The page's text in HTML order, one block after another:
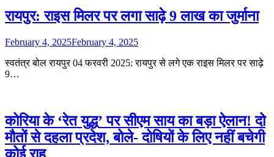
रायपुर: राइस मिलर पर लगा साढ़े 9 लाख का जुर्माना
February 4, 2025February 4, 2025
स्वतंत्र बोल रायपुर 04 फरवरी 2025: रायपुर से लगे एक राइस मिलर पर साढ़े
9…
कोरिया के ‘रेत युद्ध’ पर सीएम साय का बड़ा ऐलान! दो
मौतों से दहला प्रदेश, बोले- दोषियों के लिए नहीं बचेगी